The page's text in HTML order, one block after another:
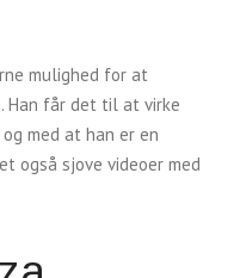
mulighed for at
Han får det til at virke
med at han er en
også sjove videoer med